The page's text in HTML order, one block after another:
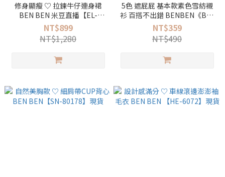
修身顯瘦 ♡ 拉鍊牛仔連身裙
BEN BEN 米豆直播【EL-
71193】現貨
NT$899
NT$1,280
5色 遮屁屁 基本款素色雪紡襯
衫 百搭不出錯 BENBEN《BG-
075》現貨
NT$359
NT$490